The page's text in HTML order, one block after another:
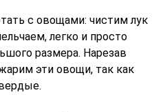
с овощами: чистим лук
легко и просто
размера. Нарезав
эти овощи, так как